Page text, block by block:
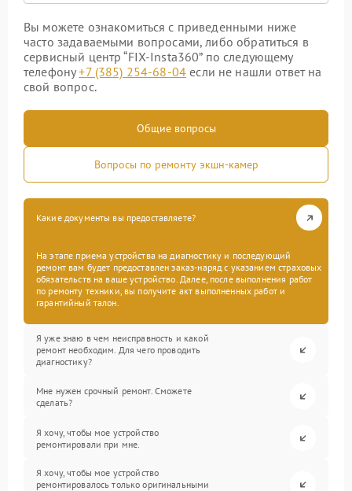
Вы можете ознакомиться с приведенными ниже
часто задаваемыми вопросами, либо обратиться в
сервисный центр “FIX-Insta360” по следующему
телефону+7 (385) 254-68-04 если не нашли ответ на
свой вопрос.
Общие вопросы
Вопросы по ремонту экшн-камер
Какие документы вы предоставляете?
На этапе приема устройства на диагностику и последующий
ремонт вам будет предоставлен заказ-наряд с указанием страховых
обязательств на ваше устройство. Далее, после выполнения работ
по ремонту техники, вы получите акт выполненных работ и
гарантийный талон.
Я уже знаю в чем неисправность и какой
ремонт необходим. Для чего проводить
диагностику?
Мне нужен срочный ремонт. Сможете
сделать?
Я хочу, чтобы мое устройство
ремонтировали при мне.
Я хочу, чтобы мое устройство
ремонтировалось только оригинальными